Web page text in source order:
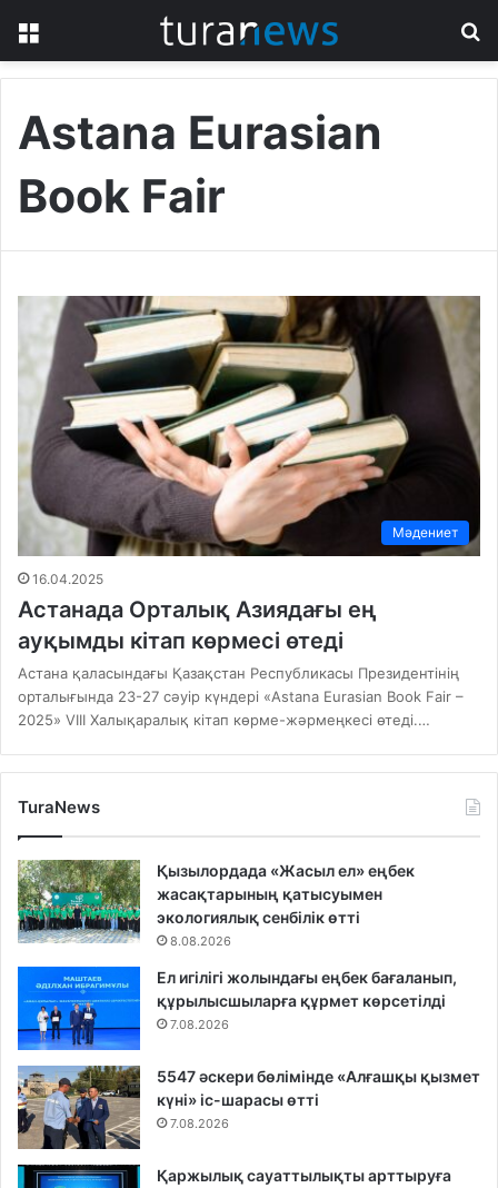
Astana Eurasian
Book Fair
Мәдениет
16.04.2025
Астанада Орталық Азиядағы ең
ауқымды кітап көрмесі өтеді
Астана қаласындағы Қазақстан Республикасы Президентінің
орталығында 23-27 сәуір күндері «Astana Eurasian Book Fair –
2025» VIII Халықаралық кітап көрме-жәрмеңкесі өтеді.…
TuraNews
Қызылордада «Жасыл ел» еңбек
жасақтарының қатысуымен
экологиялық сенбілік өтті
8.08.2026
Ел игілігі жолындағы еңбек бағаланып,
құрылысшыларға құрмет көрсетілді
7.08.2026
5547 әскери бөлімінде «Алғашқы қызмет
күні» іс-шарасы өтті
7.08.2026
Қаржылық сауаттылықты арттыруға